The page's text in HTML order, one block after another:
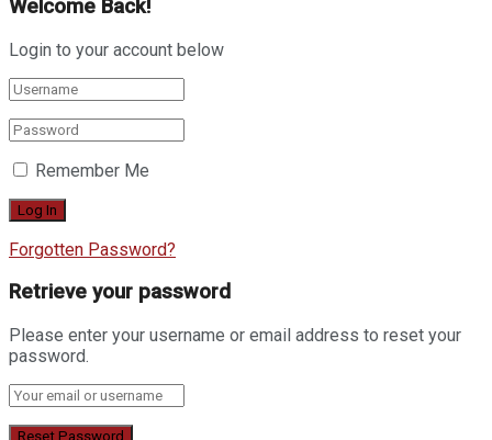
Welcome Back!
Login to your account below
Remember Me
Forgotten Password?
Retrieve your password
Please enter your username or email address to reset your
password.